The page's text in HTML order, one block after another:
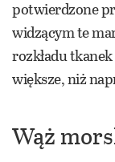
potwierdzone
widzącym te
rozkładu
większe, niż
Wąż